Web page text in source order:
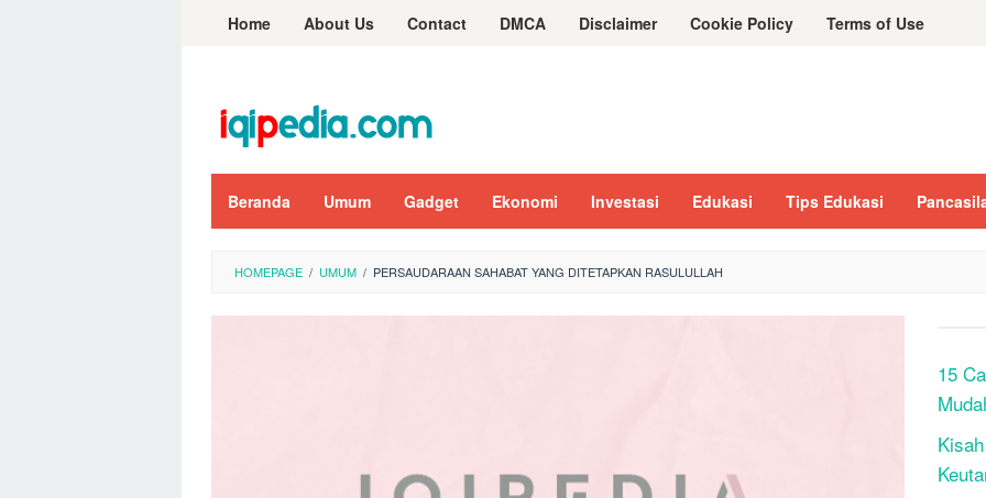
Home About Us Contact DMCA Disclaimer Cookie Policy Terms of Use
Beranda Umum Gadget Ekonomi Investasi Edukasi Tips Edukasi
HOMEPAGE / UMUM / PERSAUDARAAN SAHABAT YANG DITETAPKAN RASULULLAH
15